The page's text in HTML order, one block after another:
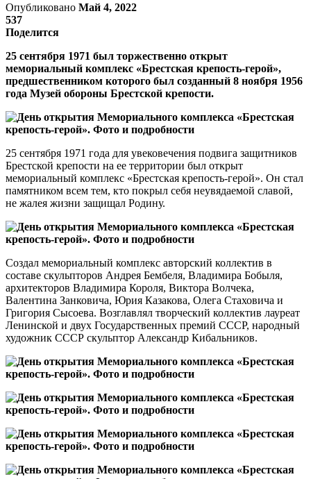
Опубликовано Май 4, 2022
537
Поделится
25 сентября 1971 был торжественно открыт
мемориальный комплекс «Брестская крепость-герой»,
предшественником которого был созданный 8 ноября 1956
года Музей обороны Брестской крепости.
25 сентября 1971 года для увековечения подвига защитников
Брестской крепости на ее территории был открыт
мемориальный комплекс «Брестская крепость-герой». Он стал
памятником всем тем, кто покрыл себя неувядаемой славой,
не жалея жизни защищал Родину.
Создал мемориальный комплекс авторский коллектив в
составе скульпторов Андрея Бембеля, Владимира Бобыля,
архитекторов Владимира Короля, Виктора Волчека,
Валентина Занковича, Юрия Казакова, Олега Стаховича и
Григория Сысоева. Возглавлял творческий коллектив лауреат
Ленинской и двух Государственных премий СССР, народный
художник СССР скульптор Александр Кибальников.